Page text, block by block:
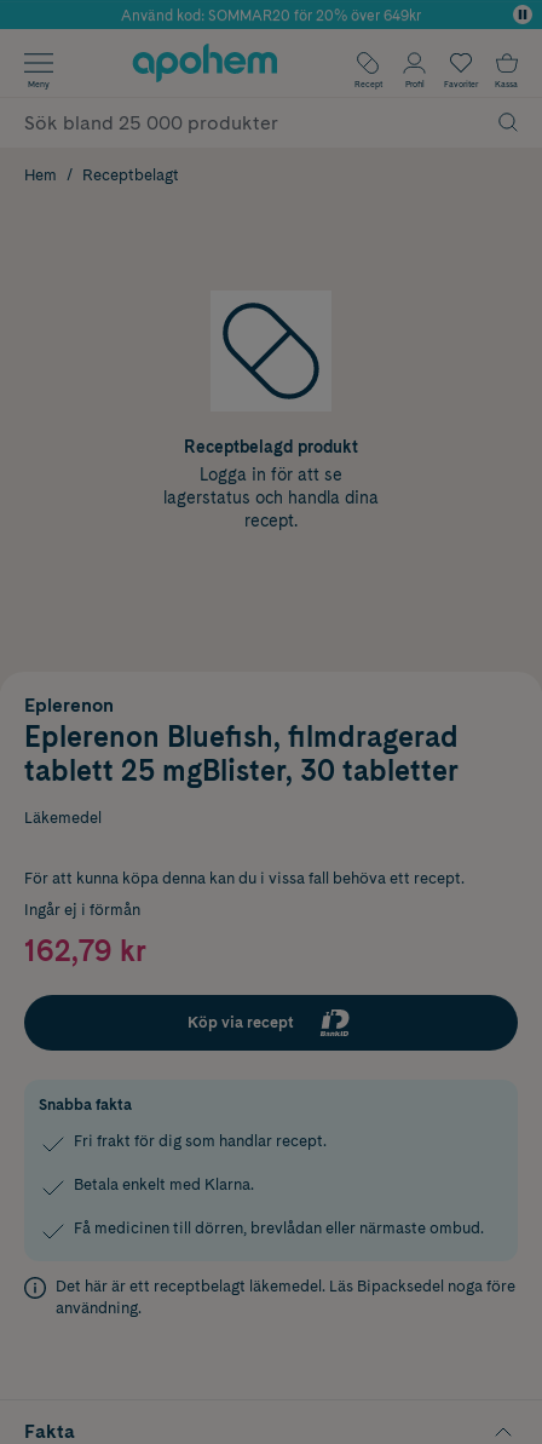
Årets Butik 2025 inom Skönhet
Använd kod: SOMMAR20 för 20% över 649kr
✓ Fri frakt
✓ Poäng på alla köp*
Meny Recept Profil Favoriter Kassa
Hem Receptbelagt
Receptbelagd produkt
Logga in för att se
lagerstatus och handla dina
recept.
Eplerenon
Eplerenon Bluefish, filmdragerad
tablett 25 mgBlister, 30 tabletter
Läkemedel
För att kunna köpa denna kan du i vissa fall behöva ett recept.
Ingår ej i förmån
162,79 kr
Köp via recept
Snabba fakta
Fri frakt för dig som handlar recept.
Betala enkelt med Klarna.
Få medicinen till dörren, brevlådan eller närmaste ombud.
Det här är ett receptbelagt läkemedel. Läs Bipacksedel noga före
användning.
Fakta